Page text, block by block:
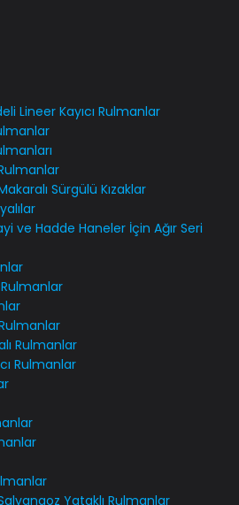
Lineer Kayıcı Rulmanlar
Sürgülü Kızaklar
ve Hadde Haneler İçin Ağır Seri
Rulmanlar
Rulmanlar
Yataklı Rulmanlar